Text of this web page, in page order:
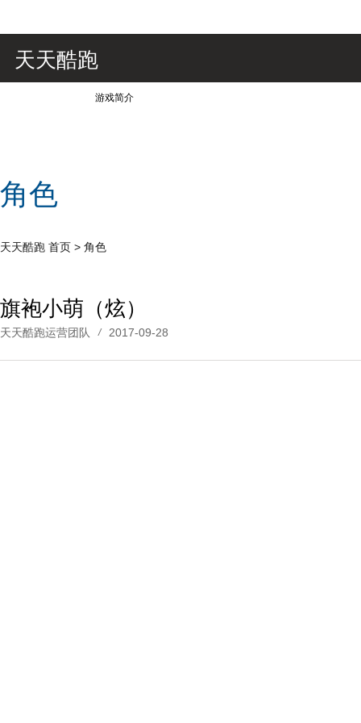
天天酷跑
游戏简介
角色
天天酷跑 首页 > 角色
旗袍小萌（炫）
天天酷跑运营团队 / 2017-09-28